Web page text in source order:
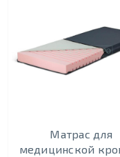
Матрас для
медицинской